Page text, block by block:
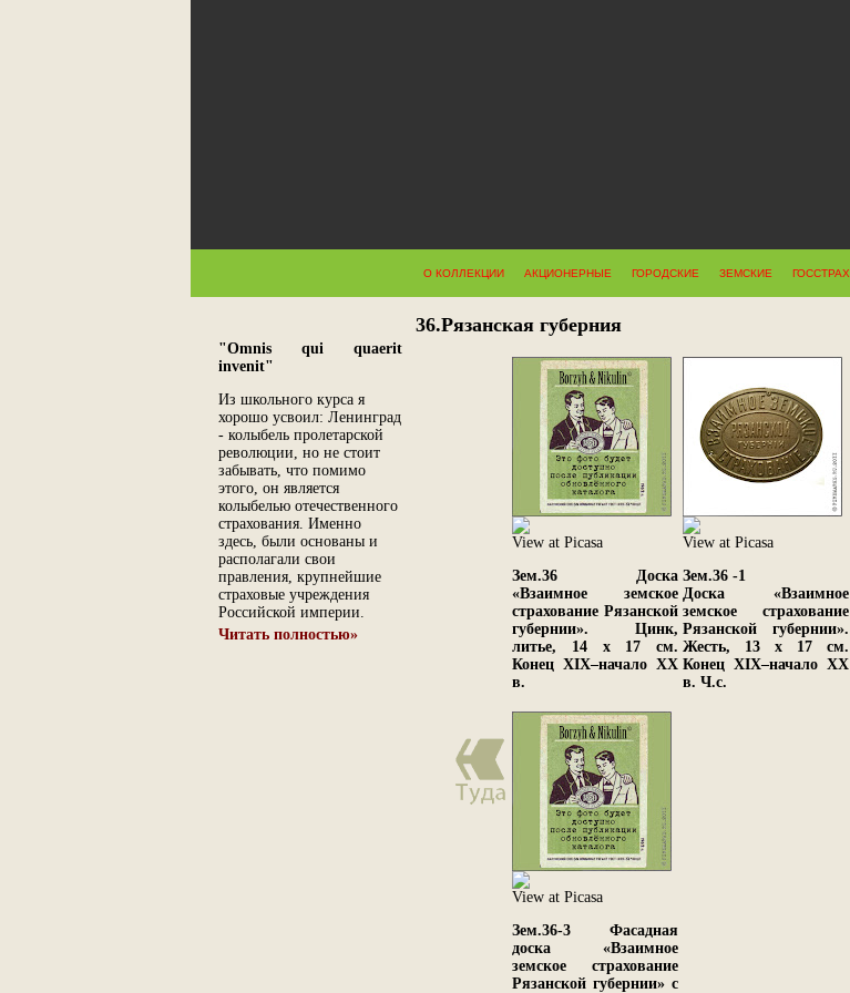
О КОЛЛЕКЦИИ АКЦИОНЕРНЫЕ ГОРОДСКИЕ ЗЕМСКИЕ ГОССТРАХ
"Omnis qui quaerit
invenit"
Из школьного курса я
хорошо усвоил: Ленинград
- колыбель пролетарской
революции, но не стоит
забывать, что помимо
этого, он является
колыбелью отечественного
страхования. Именно
здесь, были основаны и
располагали свои
правления, крупнейшие
страховые учреждения
Российской империи.
Читать полностью»
36.Рязанская губерния
View at Picasa
Зем.36 Доска
«Взаимное земское
страхование Рязанской
губернии». Цинк,
литье, 14 х 17 см.
Конец XIX–начало XX
в.
View at Picasa
Зем.36 -1
Доска «Взаимное
земское страхование
Рязанской губернии».
Жесть, 13 х 17 см.
Конец XIX–начало XX
в. Ч.с.
View at Picasa
Зем.36-3 Фасадная
доска «Взаимное
земское страхование
Рязанской губернии» с